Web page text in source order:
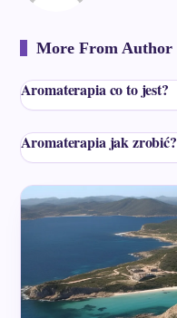
More From Author
Aromaterapia co to jest?
Aromaterapia jak zrobić?